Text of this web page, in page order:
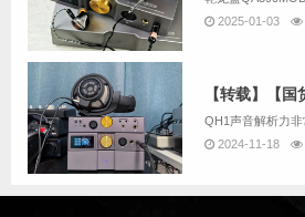
2025-01-03
2024-11-18